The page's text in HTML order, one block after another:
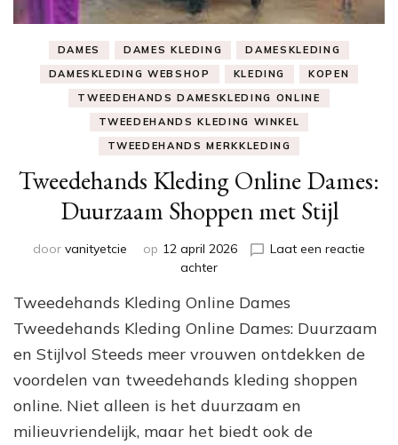
DAMES DAMES KLEDING
DAMESKLEDING
DAMESKLEDING WEBSHOP
KLEDING
KOPEN
TWEEDEHANDS DAMESKLEDING ONLINE
TWEEDEHANDS KLEDING WINKEL
TWEEDEHANDS MERKKLEDING
Tweedehands Kleding Online Dames:
Duurzaam Shoppen met Stijl
door vanityetcie op 12 april 2026
Laat een reactie
achterop
Kleding
Online
Duurzaam
Shoppen
Stijl
Tweedehands Kleding Online Dames
Tweedehands Kleding Online Dames: Duurzaam
en Stijlvol Steeds meer vrouwen ontdekken de
voordelen van tweedehands kleding shoppen
online. Niet alleen is het duurzaam en
milieuvriendelijk, maar het biedt ook de